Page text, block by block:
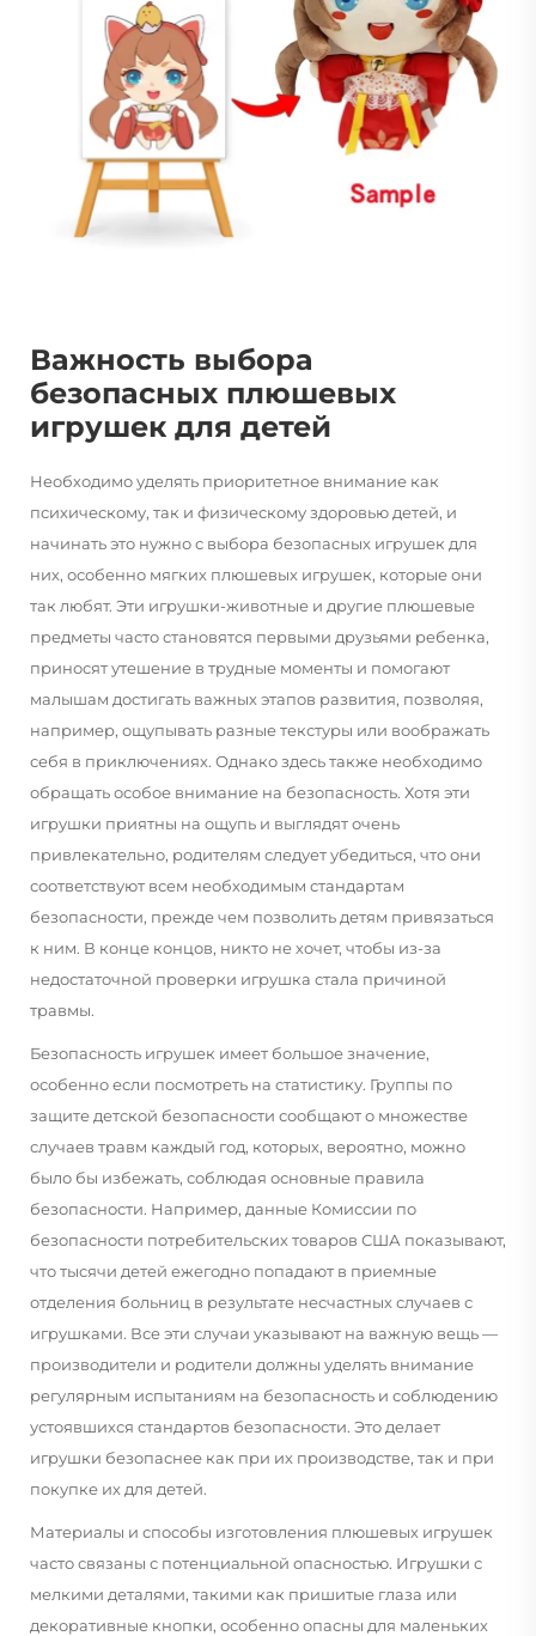
Важность выбора
безопасных плюшевых
игрушек для детей
Необходимо уделять приоритетное внимание как
психическому, так и физическому здоровью детей, и
начинать это нужно с выбора безопасных игрушек для
них, особенно мягких плюшевых игрушек, которые они
так любят. Эти игрушки-животные и другие плюшевые
предметы часто становятся первыми друзьями ребенка,
приносят утешение в трудные моменты и помогают
малышам достигать важных этапов развития, позволяя,
например, ощупывать разные текстуры или воображать
себя в приключениях. Однако здесь также необходимо
обращать особое внимание на безопасность. Хотя эти
игрушки приятны на ощупь и выглядят очень
привлекательно, родителям следует убедиться, что они
соответствуют всем необходимым стандартам
безопасности, прежде чем позволить детям привязаться
к ним. В конце концов, никто не хочет, чтобы из-за
недостаточной проверки игрушка стала причиной
травмы.
Безопасность игрушек имеет большое значение,
особенно если посмотреть на статистику. Группы по
защите детской безопасности сообщают о множестве
случаев травм каждый год, которых, вероятно, можно
было бы избежать, соблюдая основные правила
безопасности. Например, данные Комиссии по
безопасности потребительских товаров США показывают,
что тысячи детей ежегодно попадают в приемные
отделения больниц в результате несчастных случаев с
игрушками. Все эти случаи указывают на важную вещь —
производители и родители должны уделять внимание
регулярным испытаниям на безопасность и соблюдению
устоявшихся стандартов безопасности. Это делает
игрушки безопаснее как при их производстве, так и при
покупке их для детей.
Материалы и способы изготовления плюшевых игрушек
часто связаны с потенциальной опасностью. Игрушки с
мелкими деталями, такими как пришитые глаза или
декоративные кнопки, особенно опасны для маленьких